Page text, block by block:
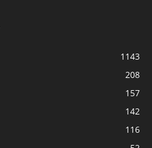
1143
208
157
142
116